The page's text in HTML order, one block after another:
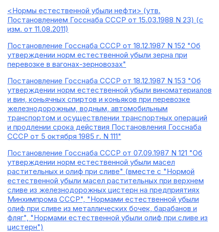
<Нормы естественной убыли нефти> (утв.
Постановлением Госснаба СССР от 15.03.1988 N 23) (с
изм. от 11.08.2011)
Постановление Госснаба СССР от 18.12.1987 N 152 "Об
утверждении норм естественной убыли зерна при
перевозке в вагонах-зерновозах"
Постановление Госснаба СССР от 18.12.1987 N 153 "Об
утверждении норм естественной убыли виноматериалов
и вин, коньячных спиртов и коньяков при перевозке
железнодорожным, водным, автомобильным
транспортом и осуществлении транспортных операций
и продлении срока действия Постановления Госснаба
СССР от 5 октября 1985 г. N 111"
Постановление Госснаба СССР от 07.09.1987 N 121 "Об
утверждении норм естественной убыли масел
растительных и олиф при сливе" (вместе с "Нормой
естественной убыли масел растительных при верхнем
сливе из железнодорожных цистерн на предприятиях
Минхимпрома СССР", "Нормами естественной убыли
олиф при сливе из металлических бочек, барабанов и
фляг", "Нормами естественной убыли олиф при сливе из
цистерн")